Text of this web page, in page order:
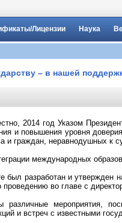
Лицензии Наука
– в нашей
2014 год Указом
и повышения уровня
и граждан, неравнодушных к
международных
был разработан и утвержден
проведению во главе с
мероприятия,
и встреч с известными